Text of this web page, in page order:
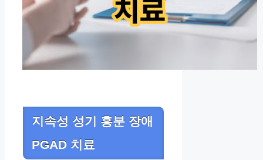
지속성 성기 흥분 장애
PGAD 치료